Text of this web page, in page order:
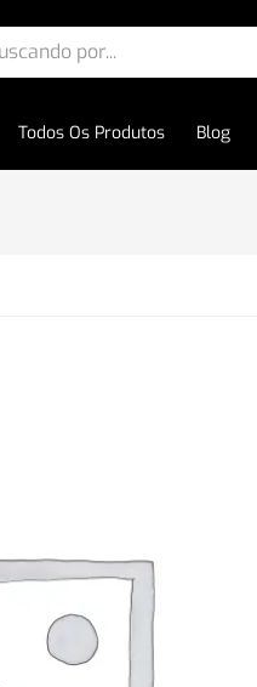
Todos Os Produtos Blog